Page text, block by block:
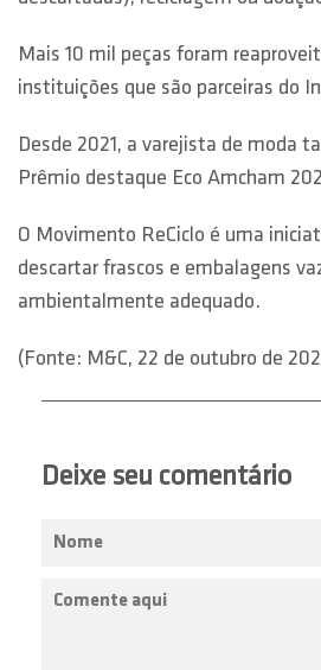
Mais 10 mil peças foram
instituições que são parceiras do
Desde 2021, a varejista de moda
Prêmio destaque Eco Amcham
O Movimento ReCiclo é uma
descartar frascos e embalagens
ambientalmente adequado.
(Fonte: M&C, 22 de outubro de
Deixe seu comentário